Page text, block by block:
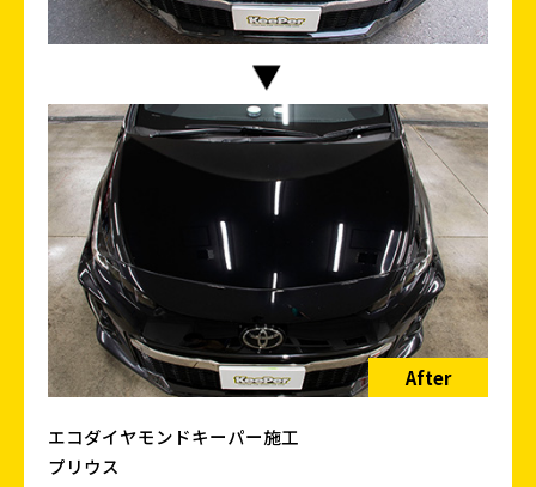
After
エコダイヤモンドキーパー施工
プリウス